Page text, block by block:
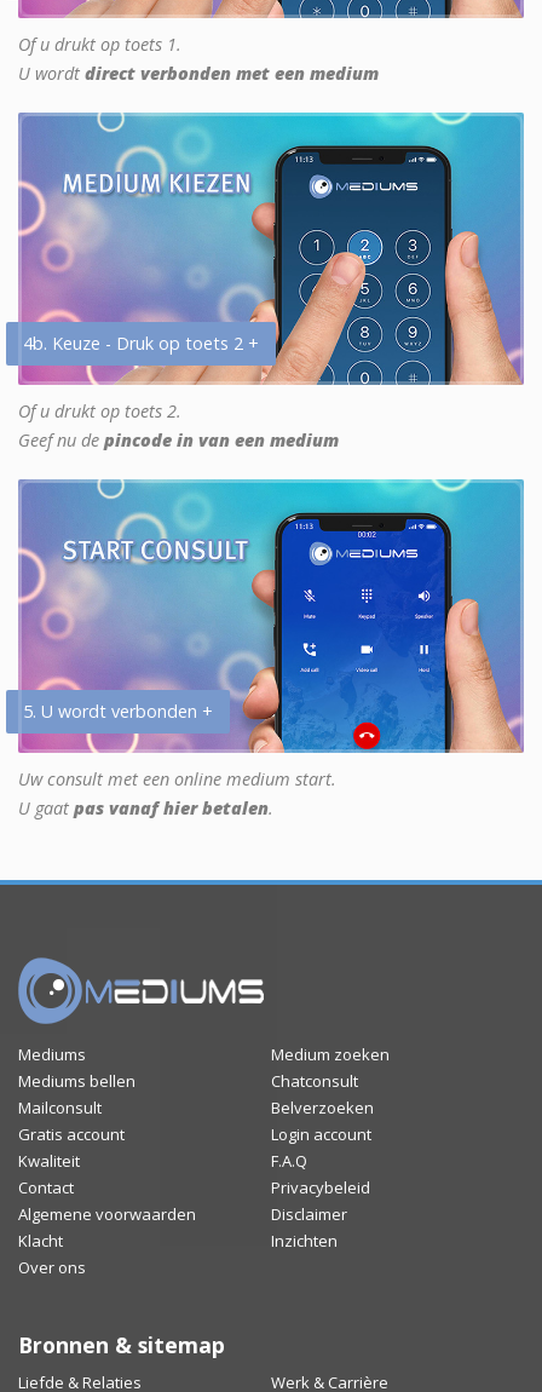
Of u drukt op toets 1.
U wordt direct verbonden met een medium
4b. Keuze - Druk op toets 2 +
Of u drukt op toets 2.
Geef nu de pincode in van een medium
5. U wordt verbonden +
Uw consult met een online medium start.
U gaat pas vanaf hier betalen.
Mediums
Medium zoeken
Mediums bellen
Chatconsult
Mailconsult
Belverzoeken
Gratis account
Login account
Kwaliteit
F.A.Q
Contact
Privacybeleid
Algemene voorwaarden
Disclaimer
Klacht
Inzichten
Over ons
Bronnen & sitemap
Liefde & Relaties Werk & Carrière